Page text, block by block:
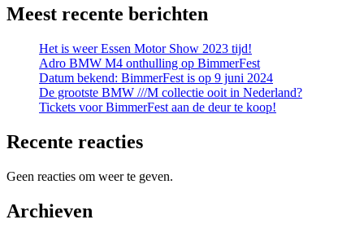
Meest recente berichten
Het is weer Essen Motor Show 2023 tijd!
Adro BMW M4 onthulling op BimmerFest
Datum bekend: BimmerFest is op 9 juni 2024
De grootste BMW ///M collectie ooit in Nederland?
Tickets voor BimmerFest aan de deur te koop!
Recente reacties
Geen reacties om weer te geven.
Archieven